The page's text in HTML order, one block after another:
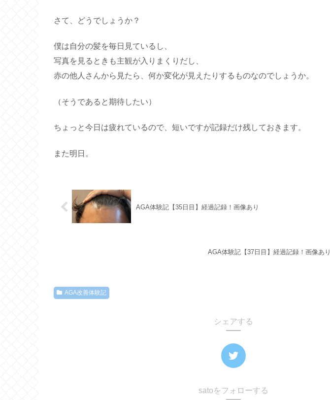
さて、どうでしょうか？
僕は自分の髪を毎日見ているし、
写真を見るときも主観が入りまくりだし、
赤の他人さんから見たら、何か変化が見えたりするものなのでしょうか。
（そうであると期待したい）
ちょっと今日は疲れているので、短いですが記録だけ残しておきます。
また明日。
AGA体験記【35日目】経過記録！画像あり
AGA体験記【37日目】経過記録！画像あり
AGA改善体験記
シェアする
satoをフォローする